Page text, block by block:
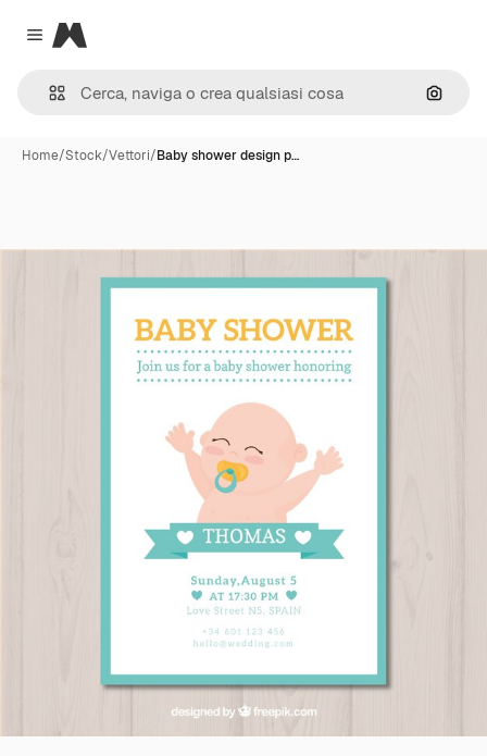
Close menu
Magnific
Cerca
Home/Stock/Vettori/Baby shower design p…